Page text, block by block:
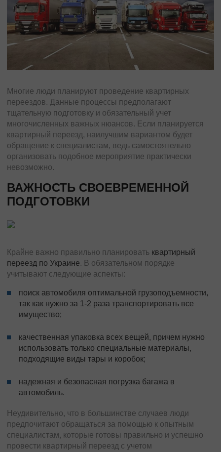
Черновцы
Мукачево
Винница
Дружковка
Ужгород
Международные перевозки
Стандартные грузы
Международный переезд
Международный квартирный переезд
Международная доставка авто
Международные автомобильные перевозки
Международные ритуальные перевозки
Доставка грузов в (из) Албании
Доставка грузов в (из) Италии
Доставка грузов в (из) Польши
Доставка грузов в (из) Германии
Доставка грузов в (из) Франции
Доставка грузов в (из) Бельгии
Доставка грузов в (из) Голландии
Доставка грузов в (из) Литвы
Доставки грузов в (из) Латвии
Доставка грузов в (из) Турции
Доставка грузов в (из) Северную Македонию
Негабаритные перевозки
Трансформаторы
Многие люди планируют проведение квартирных
переездов. Данные процессы предполагают
тщательную подготовку и обязательный учет
многочисленных важных нюансов. Если планируется
квартирный переезд, наилучшим вариантом будет
обращение к специалистам, ведь самостоятельно
организовать подобное мероприятие практически
невозможно.
ВАЖНОСТЬ СВОЕВРЕМЕННОЙ
ПОДГОТОВКИ
Крайне важно правильно планировать квартирный
переезд по Украине. В обязательном порядке
учитывают следующие аспекты:
поиск автомобиля оптимальной грузоподъемности,
так как нужно за 1-2 раза транспортировать все
имущество;
качественная упаковка всех вещей, причем нужно
использовать только специальные материалы,
подходящие виды тары и коробок;
надежная и безопасная погрузка багажа в
автомобиль.
Неудивительно, что в большинстве случаев люди
предпочитают обращаться за помощью к опытным
специалистам, которые готовы правильно и успешно
провести квартирный переезд с учетом